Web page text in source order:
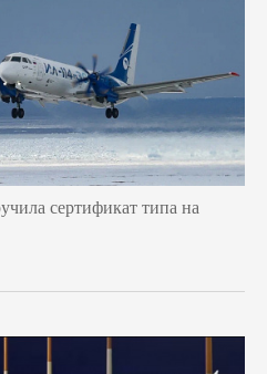
сертификат типа на